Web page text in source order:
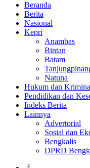
Beranda
Berita
Nasional
Kepri
Anambas
Bintan
Batam
Natuna
Hukum dan
Pendidikan dan
Indeks Berita
Lainnya
Advertorial
Sosial dan
Bengkalis
DPRD